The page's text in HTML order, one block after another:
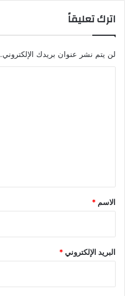
اترك تعليقاً
لن يتم نشر عنوان بريدك الإلكتروني.
*
الاسم *
البريد الإلكتروني*